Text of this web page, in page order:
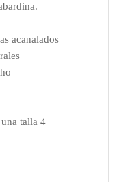
acanalados
talla 4